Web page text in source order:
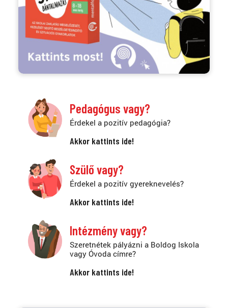
Pedagógus vagy?
Érdekel a pozitív pedagógia?
Akkor kattints ide!
Szülő vagy?
Érdekel a pozitív gyereknevelés?
Akkor kattints ide!
Intézmény vagy?
Szeretnétek pályázni a Boldog Iskola
vagy Óvoda címre?
Akkor kattints ide!